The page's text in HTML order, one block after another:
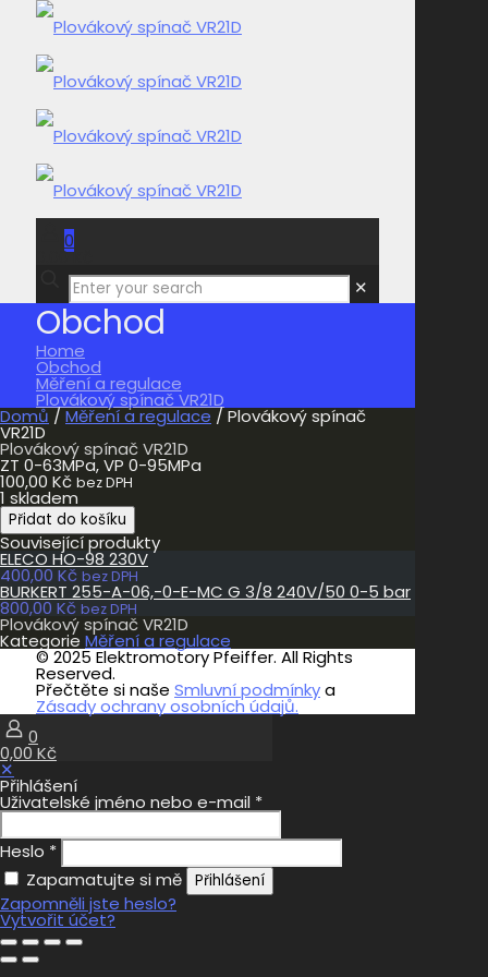
0
0,00 Kč
✕
Obchod
Home
Obchod
Měření a regulace
Plovákový spínač VR21D
Domů / Měření a regulace / Plovákový spínač
VR21D
Plovákový spínač VR21D
ZT 0-63MPa, VP 0-95MPa
100,00 Kč bez DPH
1 skladem
Plovákový
spínač
VR21D
množství
Přidat do košíku
Související produkty
ELECO HO-98 230V
400,00 Kč bez DPH
BURKERT 255-A-06,-0-E-MC G 3/8 240V/50 0-5 bar
800,00 Kč bez DPH
Plovákový spínač VR21D
Kategorie Měření a regulace
© 2025 Elektromotory Pfeiffer. All Rights
Reserved.
Přečtěte si naše Smluvní podmínkya
Zásady ochrany osobních údajů.
0
0,00 Kč
✕
Přihlášení
Uživatelské jméno nebo e-mail *
Heslo *
Zapamatujte si mě
Přihlášení
Zapomněli jste heslo?
Vytvořit účet?